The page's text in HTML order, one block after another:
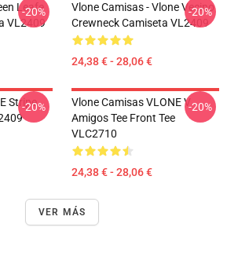
Leafe
VL2409
-20%
Vlone Camisas - Vlone Vecino
Crewneck Camiseta VL2409
24,38 € - 28,06 €
-20%
Stripe
-20%
Vlone Camisas VLONE V
Amigos Tee Front Tee
VLC2710
24,38 € - 28,06 €
-20%
VER MÁS